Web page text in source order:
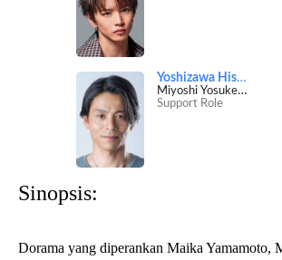
Yoshizawa Hisashi
Miyoshi Yosuke [Nagisa's father]
Support Role
Sinopsis:
Dorama yang diperankan Maika Yamamoto,